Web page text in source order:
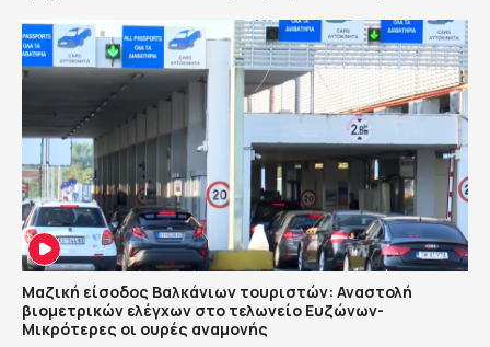
Μαζική είσοδος Βαλκάνιων τουριστών: Αναστολή
βιομετρικών ελέγχων στο τελωνείο Ευζώνων-
Μικρότερες οι ουρές αναμονής